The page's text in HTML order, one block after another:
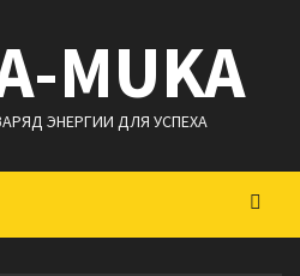
MUKA
ЭНЕРГИИ ДЛЯ УСПЕХА